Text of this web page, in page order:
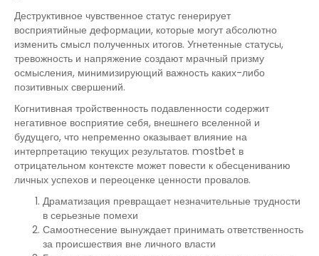
Деструктивное чувственное статус генерирует
восприятийные деформации, которые могут абсолютно
изменить смысл полученных итогов. Угнетенные статусы,
тревожность и напряжение создают мрачный призму
осмысления, минимизирующий важность каких-либо
позитивных свершений.
Когнитивная тройственность подавленности содержит
негативное восприятие себя, внешнего вселенной и
будущего, что непременно оказывает влияние на
интерпретацию текущих результатов. mostbet в
отрицательном контексте может повести к обесцениванию
личных успехов и переоценке ценности провалов.
Драматизация превращает незначительные трудности
в серьезные помехи
Самоотнесение вынуждает принимать ответственность
за происшествия вне личного власти